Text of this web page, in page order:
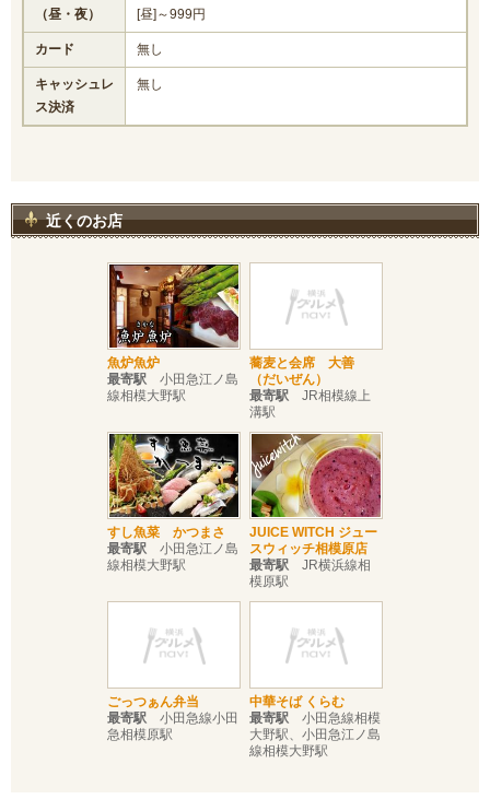
（昼・夜）
[昼]～999円
カード 無し
キャッシュレ
ス決済
無し
近くのお店
魚炉魚炉
最寄駅 小田急江ノ島
線相模大野駅
蕎麦と会席 大善
（だいぜん）
最寄駅 JR相模線上
溝駅
すし魚菜 かつまさ
最寄駅 小田急江ノ島
線相模大野駅
JUICE WITCH ジュー
スウィッチ相模原店
最寄駅 JR横浜線相
模原駅
ごっつぁん弁当
最寄駅 小田急線小田
急相模原駅
中華そば くらむ
最寄駅 小田急線相模
大野駅、小田急江ノ島
線相模大野駅